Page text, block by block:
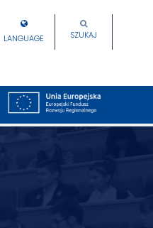
LANGUAGE SZUKAJ